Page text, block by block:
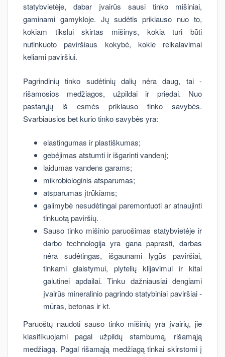
statybvietėje, dabar įvairūs sausi tinko mišiniai,
gaminami gamykloje. Jų sudėtis priklauso nuo to,
kokiam tikslui skirtas mišinys, kokia turi būti
nutinkuoto paviršiaus kokybė, kokie reikalavimai
keliami paviršiui.
Pagrindinių tinko sudėtinių dalių nėra daug, tai -
rišamosios medžiagos, užpildai ir priedai. Nuo
pastarųjų iš esmės priklauso tinko savybės.
Svarbiausios bet kurio tinko savybės yra:
elastingumas ir plastiškumas;
gebėjimas atstumti ir išgarinti vandenį;
laidumas vandens garams;
mikrobiologinis atsparumas;
atsparumas įtrūkiams;
galimybė nesudėtingai paremontuoti ar atnaujinti
tinkuotą paviršių.
Sauso tinko mišinio paruošimas statybvietėje ir
darbo technologija yra gana paprasti, darbas
nėra sudėtingas, išgaunami lygūs paviršiai,
tinkami glaistymui, plytelių klijavimui ir kitai
galutinei apdailai. Tinku dažniausiai dengiami
įvairūs mineralinio pagrindo statybiniai paviršiai -
mūras, betonas ir kt.
Paruoštų naudoti sauso tinko mišinių yra įvairių, jie
klasifikuojami pagal užpildų stambumą, rišamąją
medžiagą. Pagal rišamąją medžiagą tinkai skirstomi į